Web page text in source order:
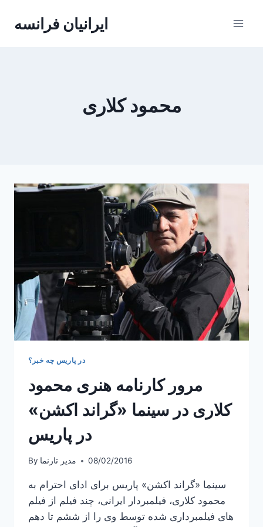
ایرانیان فرانسه
محمود کلاری
در پاریس چه خبر؟
مرور کارنامه هنری محمود
کلاری در سینما «گراند اکشن»
در پاریس
By مدیر تارنما 08/02/2016
سینما «گراند اکشن» پاریس برای ادای احترام به
محمود کلاری، فیلمبردار ایرانی، چند فیلم از فیلم
های فیلمبرداری شده توسط وی را از ششم تا دهم